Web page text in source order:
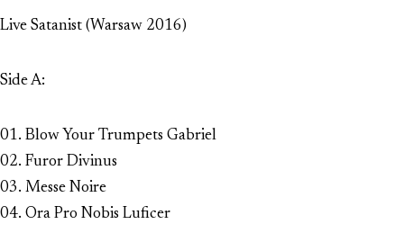
Live Satanist (Warsaw 2016)
Side A:
01. Blow Your Trumpets Gabriel
02. Furor Divinus
03. Messe Noire
04. Ora Pro Nobis Luficer